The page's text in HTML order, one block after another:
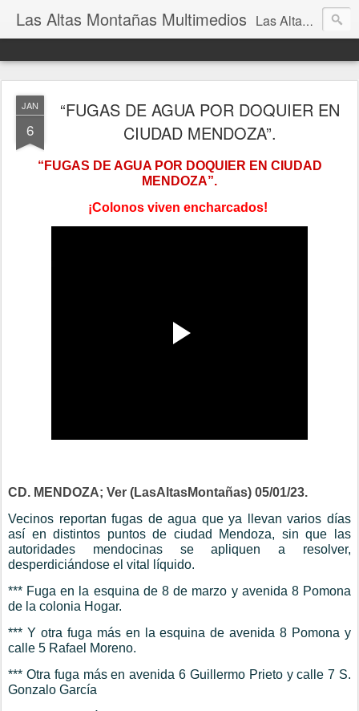
Las Altas Montañas Multimedios Las Altas Montañas Multimedios
JAN
6
“FUGAS DE AGUA POR DOQUIER EN
CIUDAD MENDOZA”.
“FUGAS DE AGUA POR DOQUIER EN CIUDAD
MENDOZA”.
¡Colonos viven encharcados!
CD. MENDOZA; Ver (LasAltasMontañas) 05/01/23.
Vecinos reportan fugas de agua que ya llevan varios días
así en distintos puntos de ciudad Mendoza, sin que las
autoridades mendocinas se apliquen a resolver,
desperdiciándose el vital líquido.
*** Fuga en la esquina de 8 de marzo y avenida 8 Pomona
de la colonia Hogar.
*** Y otra fuga más en la esquina de avenida 8 Pomona y
calle 5 Rafael Moreno.
*** Otra fuga más en avenida 6 Guillermo Prieto y calle 7 S.
Gonzalo García